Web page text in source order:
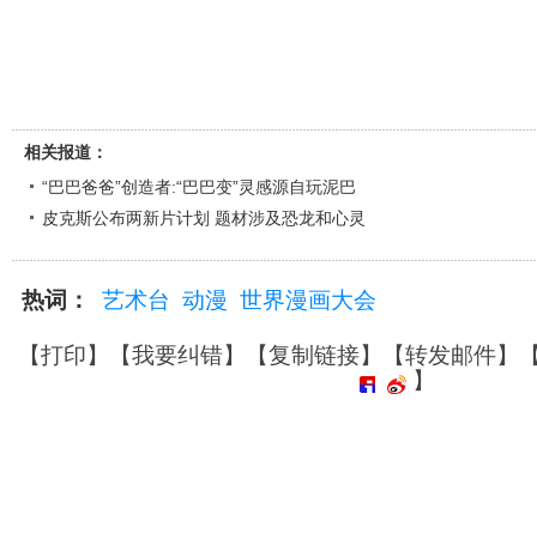
相关报道：
“巴巴爸爸”创造者:“巴巴变”灵感源自玩泥巴
皮克斯公布两新片计划 题材涉及恐龙和心灵
热词： 艺术台 动漫 世界漫画大会
【打印】【我要纠错】【复制链接】【转发邮件】
】